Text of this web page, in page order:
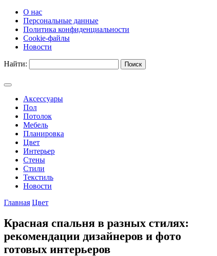
О нас
Персональные данные
Политика конфиденциальности
Cookie-файлы
Новости
Найти:
Аксессуары
Пол
Потолок
Мебель
Планировка
Цвет
Интерьер
Стены
Стили
Текстиль
Новости
Главная Цвет
Красная спальня в разных стилях:
рекомендации дизайнеров и фото
готовых интерьеров